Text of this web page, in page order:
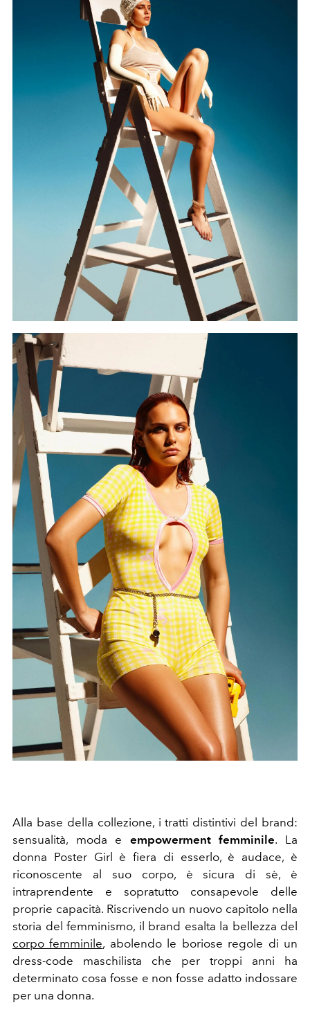
Alla base della collezione, i tratti distintivi del brand:
sensualità, moda e empowerment femminile. La
donna Poster Girl è fiera di esserlo, è audace, è
riconoscente al suo corpo, è sicura di sè, è
intraprendente e sopratutto consapevole delle
proprie capacità. Riscrivendo un nuovo capitolo nella
storia del femminismo, il brand esalta la bellezza del
corpo femminile, abolendo le boriose regole di un
dress-code maschilista che per troppi anni ha
determinato cosa fosse e non fosse adatto indossare
per una donna.